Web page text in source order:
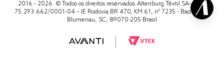
2016 - 2026. © Todos os direitos reservados.Altenburg Têxtil SA- CNPJ
75.293.662/0001-04 – IE Rodovia BR 470, KM 61, nº 7235 - Badenfurt,
Blumenau, SC, 89070-205 Brasil